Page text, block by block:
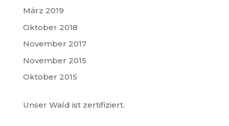
März 2019
Oktober 2018
November 2017
November 2015
Oktober 2015
Unser Wald ist zertifiziert.